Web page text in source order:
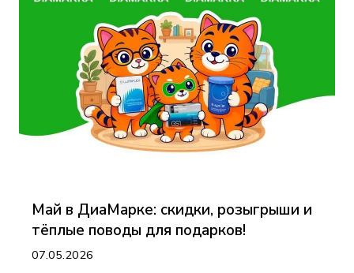
Май в ДиаМарке: скидки, розыгрыши и
тёплые поводы для подарков!
07.05.2026